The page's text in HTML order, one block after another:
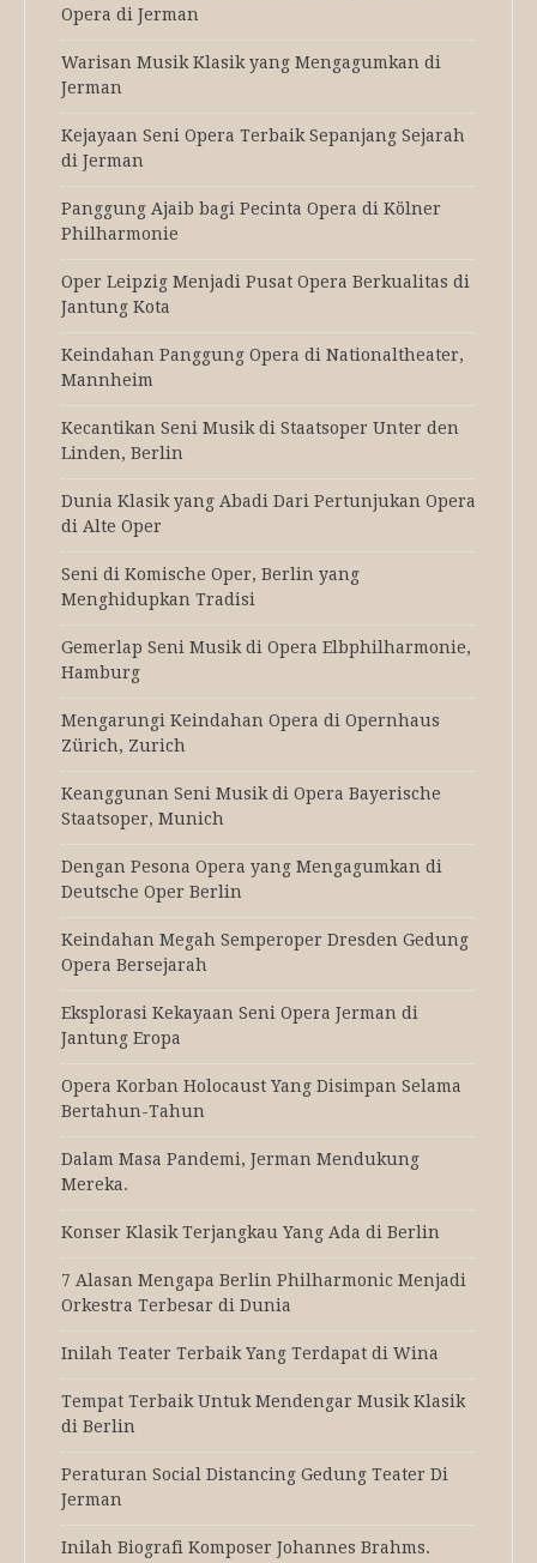
Opera di Jerman
Warisan Musik Klasik yang Mengagumkan di
Jerman
Kejayaan Seni Opera Terbaik Sepanjang Sejarah
di Jerman
Panggung Ajaib bagi Pecinta Opera di Kölner
Philharmonie
Oper Leipzig Menjadi Pusat Opera Berkualitas di
Jantung Kota
Keindahan Panggung Opera di Nationaltheater,
Mannheim
Kecantikan Seni Musik di Staatsoper Unter den
Linden, Berlin
Dunia Klasik yang Abadi Dari Pertunjukan Opera
di Alte Oper
Seni di Komische Oper, Berlin yang
Menghidupkan Tradisi
Gemerlap Seni Musik di Opera Elbphilharmonie,
Hamburg
Mengarungi Keindahan Opera di Opernhaus
Zürich, Zurich
Keanggunan Seni Musik di Opera Bayerische
Staatsoper, Munich
Dengan Pesona Opera yang Mengagumkan di
Deutsche Oper Berlin
Keindahan Megah Semperoper Dresden Gedung
Opera Bersejarah
Eksplorasi Kekayaan Seni Opera Jerman di
Jantung Eropa
Opera Korban Holocaust Yang Disimpan Selama
Bertahun-Tahun
Dalam Masa Pandemi, Jerman Mendukung
Mereka.
Konser Klasik Terjangkau Yang Ada di Berlin
7 Alasan Mengapa Berlin Philharmonic Menjadi
Orkestra Terbesar di Dunia
Inilah Teater Terbaik Yang Terdapat di Wina
Tempat Terbaik Untuk Mendengar Musik Klasik
di Berlin
Peraturan Social Distancing Gedung Teater Di
Jerman
Inilah Biografi Komposer Johannes Brahms.